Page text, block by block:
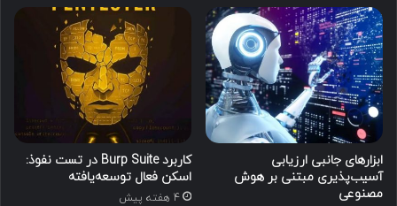
ابزارهای جانبی ارزیابی
آسیب‌پذیری مبتنی بر هوش
مصنوعی
کاربرد Burp Suite در تست نفوذ:
اسکن فعال توسعه‌یافته
4 هفته پیش